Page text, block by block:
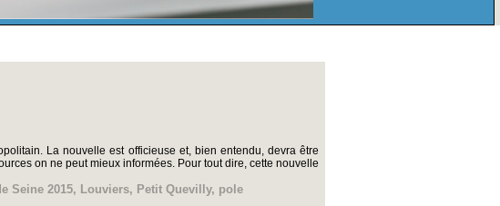
La nouvelle est officieuse et, bien entendu, devra être
on ne peut mieux informées. Pour tout dire, cette nouvelle
Seine 2015, Louviers, Petit Quevilly, pole